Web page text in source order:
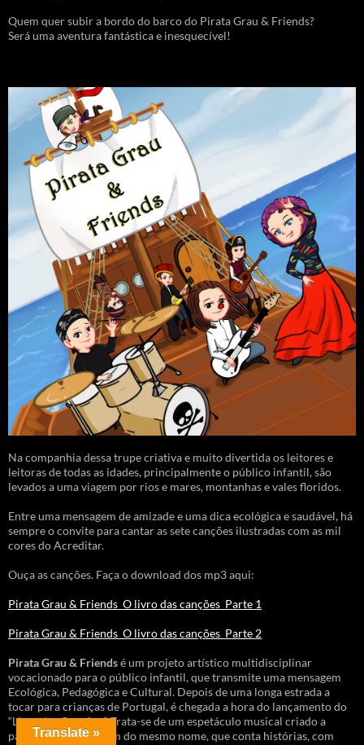
Quem quer subir a bordo do barco do Pirata Grau & Friends?
Será uma aventura fantástica e inesquecível!
Na companhia dessa trupe criativa e muito divertida os leitores e
leitoras de todas as idades, principalmente o público infantil, são
levados a uma viagem por rios e mares, montanhas e vales floridos.
Entre uma mensagem de amizade e uma dica ecológica e saudável, há
sempre o convite para cantar as sete canções ilustradas com as mil
cores do Acreditar.
Ouça as canções. Faça o download dos mp3 aqui:
Pirata Grau & Friends_O livro das canções_Parte 1
Pirata Grau & Friends_O livro das canções_Parte 2
Pirata Grau & Friendsé um projeto artístico multidisciplinar
vocacionado para o público infantil, que transmite uma mensagem
Ecológica, Pedagógica e Cultural. Depois de uma longa estrada a
tocar para crianças de Portugal, é chegada a hora do lançamento do
“Livro das Canções”. Trata-se de um espetáculo musical criado a
partir do livro e álbum do mesmo nome, que conta histórias, com
Translate »